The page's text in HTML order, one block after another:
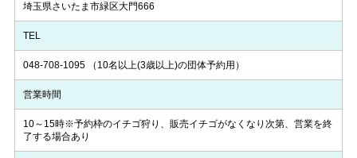
埼玉県さいたま市緑区大門666
TEL
048-708-1095（10名以上(3歳以上)の団体予約用）
営業時間
10～15時※予約枠のイチゴ狩り、販売イチゴがなくなり次第、営業を終
了する場合あり